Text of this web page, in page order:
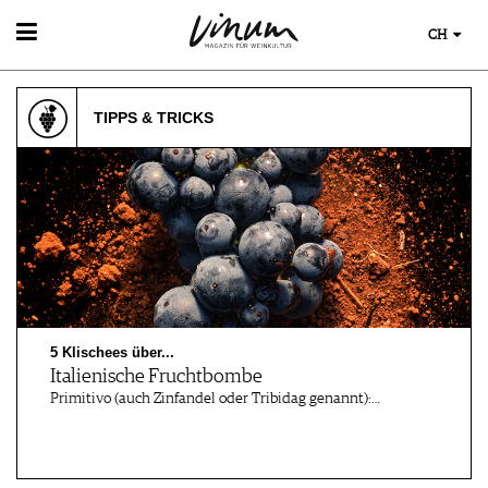
WEIN
WEINSUCHE
GUIDE WEINGÜTER
WINETRADECLUB
WINZER
WEINE DES MONATS
TRINKREIFETABELLE
UNIQUE WINERIES
CLUB LES DOMAINES
WEINWISSEN
WEINREGIONEN
WEINLEXIKON
WEINGESCHICHTE
WEINLAGERUNG
INFOGRAFIKEN
TIPPS & TRICKS
NEWS
EVENTS
EVENTKALENDER
ESSEN & TRINKEN
CH
TIPPS & TRICKS
5 Klischees über...
Italienische Fruchtbombe
Primitivo (auch Zinfandel oder Tribidag genannt):…